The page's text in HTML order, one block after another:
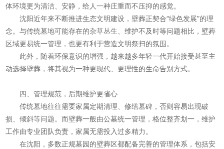
体环境更为清洁、安静，给人一种庄重而不压抑的感觉。
沈阳近年来不断推进生态文明建设，壁葬正契合“绿色发展”的理
念。与传统墓地可能存在的杂草丛生、维护不及时等问题相比，壁葬
区域更易统一管理，也更有利于营造文明祭扫的氛围。
此外，随着环保意识的增强，越来越多年轻一代开始接受甚至主
动选择壁葬，将其视为一种更现代、更理性的生命告别方式。
四、管理规范，后期维护更省心
传统墓地往往需要家属定期清理、修缮墓碑，否则容易出现破
损、倾斜等问题。而壁葬一般由公墓统一管理，格位整齐划一，维护
工作由专业团队负责，家属无需投入过多精力。
在沈阳，多数正规墓园的壁葬区都配备完善的管理体系，包括安